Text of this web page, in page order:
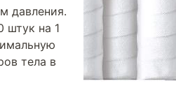
давления.
штук на 1
тела в